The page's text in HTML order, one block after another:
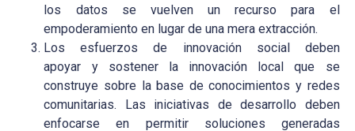
los datos se vuelven un recurso para el
empoderamiento en lugar de una mera extracción.
Los esfuerzos de innovación social deben
apoyar y sostener la innovación local que se
construye sobre la base de conocimientos y redes
comunitarias. Las iniciativas de desarrollo deben
enfocarse en permitir soluciones generadas